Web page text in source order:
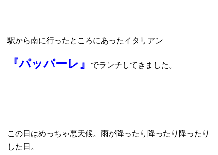
駅から南に行ったところにあったイタリアン
『パッパーレ』 でランチしてきました。
この日はめっちゃ悪天候。雨が降ったり降ったり降ったり
した日。